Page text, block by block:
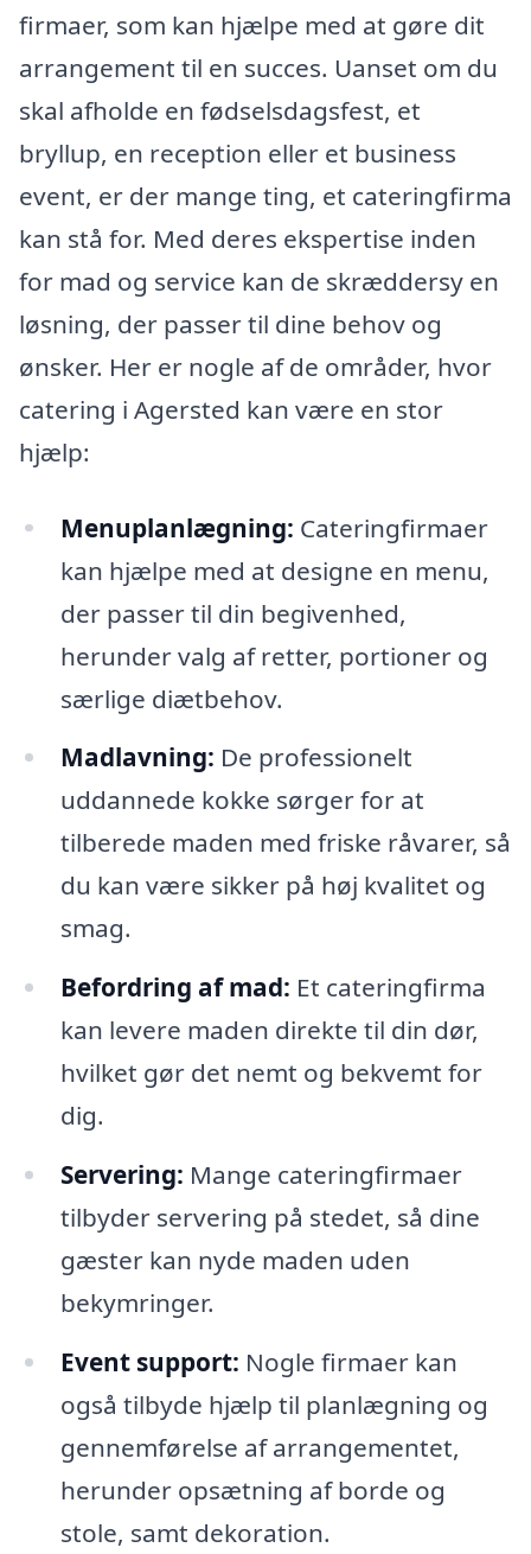
firmaer, som kan hjælpe med at gøre dit
arrangement til en succes. Uanset om du
skal afholde en fødselsdagsfest, et
bryllup, en reception eller et business
event, er der mange ting, et cateringfirma
kan stå for. Med deres ekspertise inden
for mad og service kan de skræddersy en
løsning, der passer til dine behov og
ønsker. Her er nogle af de områder, hvor
catering i Agersted kan være en stor
hjælp:
Menuplanlægning: Cateringfirmaer
kan hjælpe med at designe en menu,
der passer til din begivenhed,
herunder valg af retter, portioner og
særlige diætbehov.
Madlavning: De professionelt
uddannede kokke sørger for at
tilberede maden med friske råvarer, så
du kan være sikker på høj kvalitet og
smag.
Befordring af mad: Et cateringfirma
kan levere maden direkte til din dør,
hvilket gør det nemt og bekvemt for
dig.
Servering: Mange cateringfirmaer
tilbyder servering på stedet, så dine
gæster kan nyde maden uden
bekymringer.
Event support: Nogle firmaer kan
også tilbyde hjælp til planlægning og
gennemførelse af arrangementet,
herunder opsætning af borde og
stole, samt dekoration.